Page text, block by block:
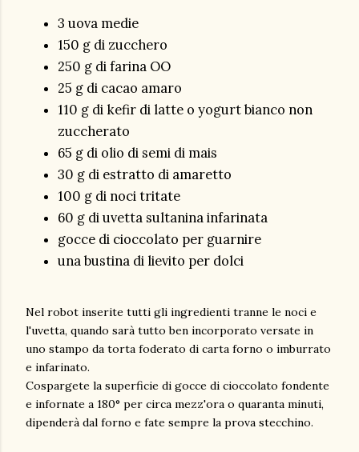
3 uova medie
150 g di zucchero
250 g di farina OO
25 g di cacao amaro
110 g di kefir di latte o yogurt bianco non
zuccherato
65 g di olio di semi di mais
30 g di estratto di amaretto
100 g di noci tritate
60 g di uvetta sultanina infarinata
gocce di cioccolato per guarnire
una bustina di lievito per dolci
Nel robot inserite tutti gli ingredienti tranne le noci e
l'uvetta, quando sarà tutto ben incorporato versate in
uno stampo da torta foderato di carta forno o imburrato
e infarinato.
Cospargete la superficie di gocce di cioccolato fondente
e infornate a 180° per circa mezz'ora o quaranta minuti,
dipenderà dal forno e fate sempre la prova stecchino.